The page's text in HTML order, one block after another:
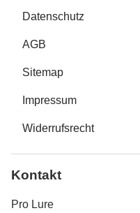
Datenschutz
AGB
Sitemap
Impressum
Widerrufsrecht
Kontakt
Pro Lure